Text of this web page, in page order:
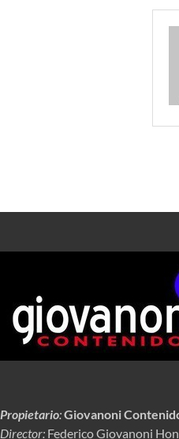
Propietario:Giovanoni
Director: Federico Giovanoni